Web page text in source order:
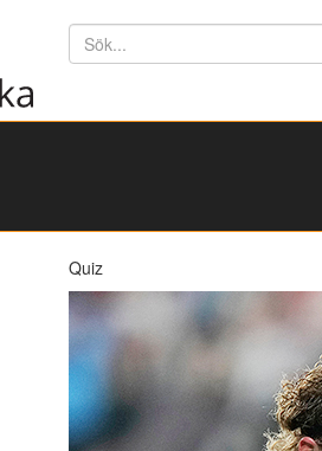
Söktext
Quiz